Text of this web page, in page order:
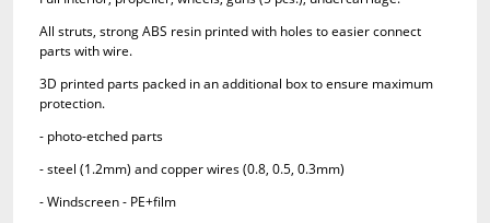
All struts, strong ABS resin printed with holes to easier connect
parts with wire.
3D printed parts packed in an additional box to ensure maximum
protection.
- photo-etched parts
- steel (1.2mm) and copper wires (0.8, 0.5, 0.3mm)
- Windscreen - PE+film